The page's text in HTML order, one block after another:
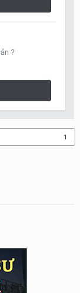
?
1